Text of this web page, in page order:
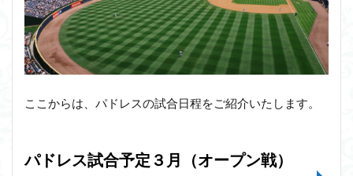
ここからは、パドレスの試合日程をご紹介いたします。
パドレス試合予定３月（オープン戦）